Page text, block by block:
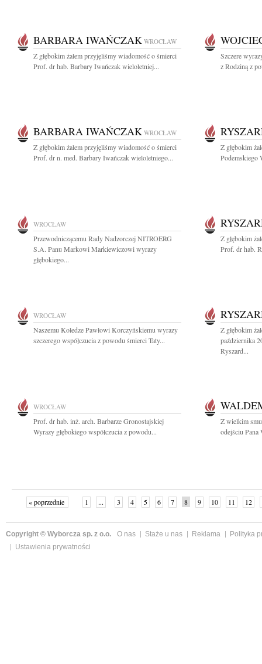
BARBARA IWAŃCZAK WROCŁAW
Z głębokim żalem przyjęliśmy wiadomość o śmierci
Prof. dr hab. Barbary Iwańczak wieloletniej...
Szczere
z Rodziną z
BARBARA IWAŃCZAK WROCŁAW
Z głębokim żalem przyjęliśmy wiadomość o śmierci
Prof. dr n. med. Barbary Iwańczak wieloletniego...
Z głębokim
Podemskiego
WROCŁAW
Przewodniczącemu Rady Nadzorczej NITROERG
S.A. Panu Markowi Markiewiczowi wyrazy
głębokiego...
Z głębokim
Prof. dr hab.
WROCŁAW
Naszemu Koledze Pawłowi Korczyńskiemu wyrazy
szczerego współczucia z powodu śmierci Taty...
Z głębokim
października
Ryszard...
WROCŁAW
Prof. dr hab. inż. arch. Barbarze Gronostajskiej
Wyrazy głębokiego współczucia z powodu...
Z wielkim
odejściu Pana
« poprzednie 1 ... 3 4 5 6 7 8 9 10 11 12
Copyright © Wyborcza sp. z o.o. O nas Staże u nas Reklama
Polityka
Ustawienia prywatności